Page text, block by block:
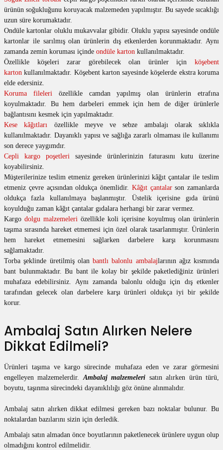
ürünün soğukluğunu koruyacak malzemeden yapılmıştır. Bu sayede sıcaklığı
uzun süre korumaktadır.
Ondüle kartonlar oluklu mukavvalar gibidir. Oluklu yapısı sayesinde ondüle
kartonlar ile sarılmış olan ürünlerin dış etkenlerden korunmaktadır. Aynı
zamanda zemin koruması içinde ondüle karton kullanılmaktadır.
Özellikle köşeleri zarar görebilecek olan ürünler için köşebent
karton kullanılmaktadır. Köşebent karton sayesinde köşelerde ekstra koruma
elde edersiniz.
Koruma fileleri özellikle camdan yapılmış olan ürünlerin etrafına
koyulmaktadır. Bu hem darbeleri emmek için hem de diğer ürünlerle
bağlantısını kesmek için yapılmaktadır.
Kese kâğıtları özellikle meyve ve sebze ambalajı olarak sıklıkla
kullanılmaktadır. Dayanıklı yapısı ve sağlığa zararlı olmaması ile kullanımı
son derece yaygımdır.
Cepli kargo poşetleri sayesinde ürünlerinizin faturasını kutu üzerine
koyabilirsiniz.
Müşterilerinize teslim etmeniz gereken ürünlerinizi kâğıt çantalar ile teslim
etmeniz çevre açısından oldukça önemlidir. Kâğıt çantalarson zamanlarda
oldukça fazla kullanılmaya başlanmıştır. Üstelik içerisine gıda ürünü
koyulduğu zaman kâğıt çantalar gıdalara herhangi bir zarar vermez.
Kargo dolgu malzemeleri özellikle koli içerisine koyulmuş olan ürünlerin
taşıma sırasında hareket etmemesi için özel olarak tasarlanmıştır. Ürünlerin
hem hareket etmemesini sağlarken darbelere karşı korunmasını
sağlamaktadır.
Torba şeklinde üretilmiş olan bantlı balonlu ambalajlarının ağız kısmında
bant bulunmaktadır. Bu bant ile kolay bir şekilde paketlediğiniz ürünleri
muhafaza edebilirsiniz. Aynı zamanda balonlu olduğu için dış etkenler
tarafından gelecek olan darbelere karşı ürünleri oldukça iyi bir şekilde
korur.
Ambalaj Satın Alırken Nelere
Dikkat Edilmeli?
Ürünleri taşıma ve kargo sürecinde muhafaza eden ve zarar görmesini
engelleyen malzemelerdir.Ambalaj malzemeleri satın alırken ürün türü,
boyutu, taşınma sürecindeki dayanıklılığı göz önüne alınmalıdır.
Ambalaj satın alırken dikkat edilmesi gereken bazı noktalar bulunur. Bu
noktalardan bazılarını sizin için derledik.
Ambalajı satın almadan önce boyutlarının paketlenecek ürünlere uygun olup
olmadığını kontrol edilmelidir.